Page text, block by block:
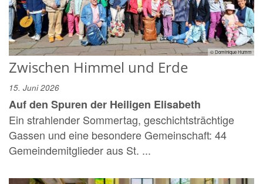
© Dominique Humm
Zwischen Himmel und Erde
15. Juni 2026
Auf den Spuren der Heiligen Elisabeth
Ein strahlender Sommertag, geschichtsträchtige
Gassen und eine besondere Gemeinschaft: 44
Gemeindemitglieder aus St. ...